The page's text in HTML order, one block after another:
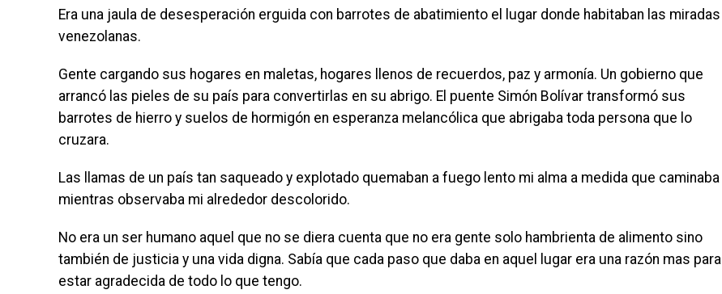
Era una jaula de desesperación erguida con barrotes de abatimiento el lugar donde habitaban las miradas
venezolanas.
Gente cargando sus hogares en maletas, hogares llenos de recuerdos, paz y armonía. Un gobierno que
arrancó las pieles de su país para convertirlas en su abrigo. El puente Simón Bolívar transformó sus
barrotes de hierro y suelos de hormigón en esperanza melancólica que abrigaba toda persona que lo
cruzara.
Las llamas de un país tan saqueado y explotado quemaban a fuego lento mi alma a medida que caminaba
mientras observaba mi alrededor descolorido.
No era un ser humano aquel que no se diera cuenta que no era gente solo hambrienta de alimento sino
también de justicia y una vida digna. Sabía que cada paso que daba en aquel lugar era una razón mas para
estar agradecida de todo lo que tengo.